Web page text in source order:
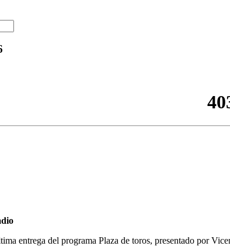
entrega del programa Plaza de toros, presentado por